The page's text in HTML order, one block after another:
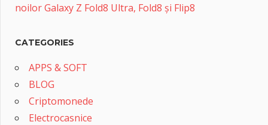
noilor Galaxy Z Fold8 Ultra, Fold8 și Flip8
CATEGORIES
APPS & SOFT
BLOG
Criptomonede
Electrocasnice